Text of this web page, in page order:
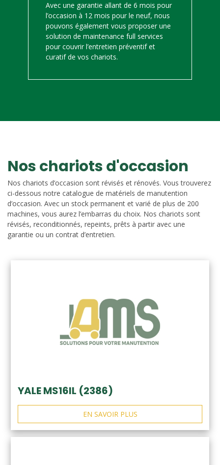
Avec une garantie allant de 6 mois pour
l’occasion à 12 mois pour le neuf, nous
pouvons également vous proposer une
solution de maintenance full services
pour couvrir l’entretien préventif et
curatif de vos chariots.
Nos chariots d'occasion
Nos chariots d’occasion sont révisés et rénovés. Vous trouverez
ci-dessous notre catalogue de matériels de manutention
d’occasion. Avec un stock permanent et varié de plus de 200
machines, vous aurez l’embarras du choix. Nos chariots sont
révisés, reconditionnés, repeints, prêts à partir avec une
garantie ou un contrat d’entretien.
YALE MS16IL (2386)
EN SAVOIR PLUS